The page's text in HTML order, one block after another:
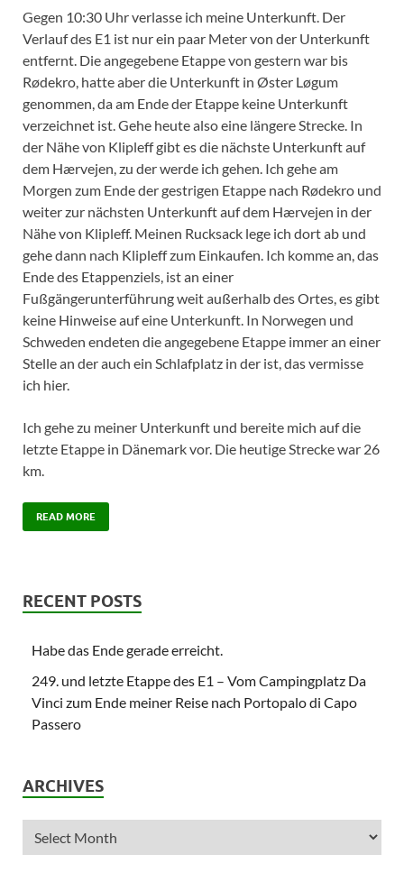
Gegen 10:30 Uhr verlasse ich meine Unterkunft. Der
Verlauf des E1 ist nur ein paar Meter von der Unterkunft
entfernt. Die angegebene Etappe von gestern war bis
Rødekro, hatte aber die Unterkunft in Øster Løgum
genommen, da am Ende der Etappe keine Unterkunft
verzeichnet ist. Gehe heute also eine längere Strecke. In
der Nähe von Klipleff gibt es die nächste Unterkunft auf
dem Hærvejen, zu der werde ich gehen. Ich gehe am
Morgen zum Ende der gestrigen Etappe nach Rødekro und
weiter zur nächsten Unterkunft auf dem Hærvejen in der
Nähe von Klipleff. Meinen Rucksack lege ich dort ab und
gehe dann nach Klipleff zum Einkaufen. Ich komme an, das
Ende des Etappenziels, ist an einer
Fußgängerunterführung weit außerhalb des Ortes, es gibt
keine Hinweise auf eine Unterkunft. In Norwegen und
Schweden endeten die angegebene Etappe immer an einer
Stelle an der auch ein Schlafplatz in der ist, das vermisse
ich hier.
Ich gehe zu meiner Unterkunft und bereite mich auf die
letzte Etappe in Dänemark vor. Die heutige Strecke war 26
km.
READ MORE
RECENT POSTS
Habe das Ende gerade erreicht.
249. und letzte Etappe des E1 – Vom Campingplatz Da
Vinci zum Ende meiner Reise nach Portopalo di Capo
Passero
ARCHIVES